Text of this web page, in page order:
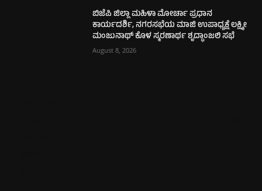
ಬಿಜೆಪಿ ಜಿಲ್ಲಾ ಮಹಿಳಾ ಮೋರ್ಚಾ ಪ್ರಧಾನ
ಕಾರ್ಯದರ್ಶಿ, ನಗರಸಭೆಯ ಮಾಜಿ ಉಪಾಧ್ಯಕ್ಷೆ ಲಕ್ಷ್ಮೀ
ಮಂಜುನಾಥ್ ಕೊಳ ಸ್ಮರಣಾರ್ಥ ಶೃದ್ಧಾಂಜಲಿ ಸಭೆ
August 8, 2026